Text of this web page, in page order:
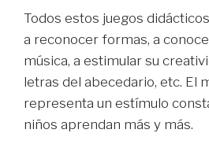
Todos estos juegos
a reconocer formas, a
música, a estimular su
letras del abecedario, etc. El
representa un estímulo
niños aprendan más y más.